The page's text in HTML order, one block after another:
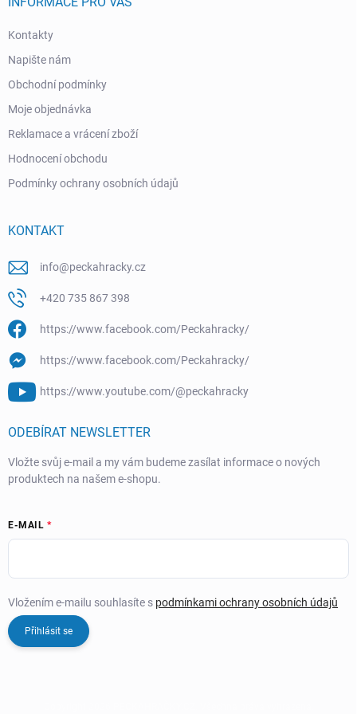
Kontakty
Napište nám
Obchodní podmínky
Moje objednávka
Reklamace a vrácení zboží
Hodnocení obchodu
Podmínky ochrany osobních údajů
KONTAKT
info@peckahracky.cz
+420 735 867 398
https://www.facebook.com/Peckahracky/
https://www.facebook.com/Peckahracky/
https://www.youtube.com/@peckahracky
ODEBÍRAT NEWSLETTER
Vložte svůj e-mail a my vám budeme zasílat informace o nových
produktech na našem e-shopu.
E-MAIL
Vložením e-mailu souhlasíte s podmínkami ochrany osobních údajů
Přihlásit se